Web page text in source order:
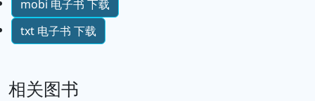
mobi 电子书 下载
txt 电子书 下载
相关图书